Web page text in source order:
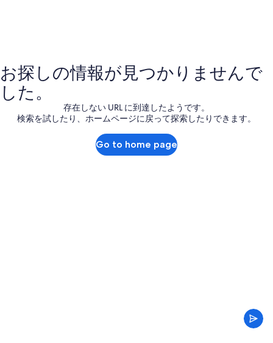
お探しの情報が見つかりませんで
した。
存在しない URL に到達したようです。
検索を試したり、ホームページに戻って探索したりできます。
Go to home page